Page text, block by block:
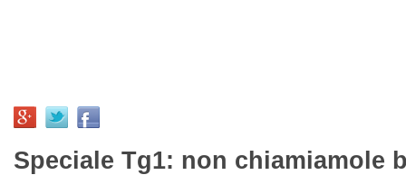
Speciale Tg1: non chiamiamole